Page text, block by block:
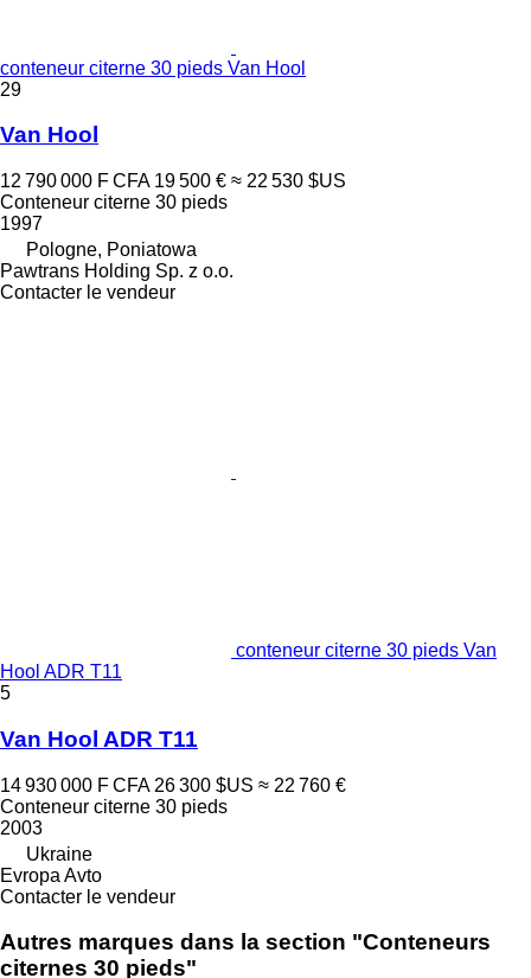
conteneur citerne 30 pieds Van Hool
29
Van Hool
12 790 000 F CFA 19 500 € ≈ 22 530 $US
Conteneur citerne 30 pieds
1997
Pologne, Poniatowa
Pawtrans Holding Sp. z o.o.
Contacter le vendeur
conteneur citerne 30 pieds Van
Hool ADR T11
5
Van Hool ADR T11
14 930 000 F CFA 26 300 $US ≈ 22 760 €
Conteneur citerne 30 pieds
2003
Ukraine
Evropa Avto
Contacter le vendeur
Autres marques dans la section "Conteneurs
citernes 30 pieds"